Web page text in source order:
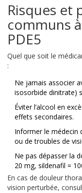
Risques et
communs
PDE5
Quel que soit le
:
Ne jamais associer
isosorbide dinitrate)
Éviter l’alcool en
effets secondaires.
Informer le médecin
ou de troubles de
Ne pas dépasser la
20 mg, sildenafil =
En cas de douleur
vision perturbée,